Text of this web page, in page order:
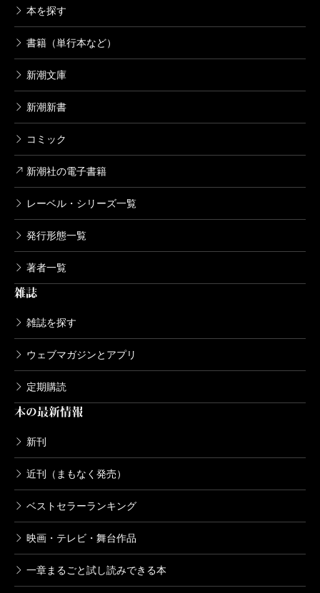
本を探す
書籍（単行本など）
新潮文庫
新潮新書
コミック
新潮社の電子書籍
レーベル・シリーズ一覧
発行形態一覧
著者一覧
雑誌
雑誌を探す
ウェブマガジンとアプリ
定期購読
本の最新情報
新刊
近刊（まもなく発売）
ベストセラーランキング
映画・テレビ・舞台作品
一章まるごと試し読みできる本